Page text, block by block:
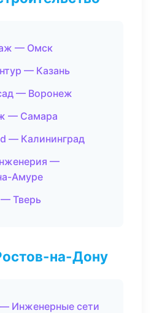
— Омск
— Казань
— Воронеж
— Самара
— Калининград
—
Амуре
Тверь
на-Дону
Инженерные сети